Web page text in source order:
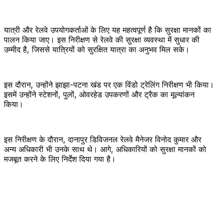
यात्री और रेलवे उपयोगकर्ताओं के लिए यह महत्वपूर्ण है कि सुरक्षा मानकों का
पालन किया जाए। इस निरीक्षण से रेलवे की सुरक्षा व्यवस्था में सुधार की
उम्मीद है, जिससे यात्रियों को सुरक्षित यात्रा का अनुभव मिल सके।
इस दौरान, उन्होंने झाझा-पटना खंड पर एक विंडो ट्रेलिंग निरीक्षण भी किया।
इसमें उन्होंने स्टेशनों, पुलों, ओवरहेड उपकरणों और ट्रैक का मूल्यांकन
किया।
इस निरीक्षण के दौरान, दानापुर डिविजनल रेलवे मैनेजर विनोद कुमार और
अन्य अधिकारी भी उनके साथ थे। आगे, अधिकारियों को सुरक्षा मानकों को
मजबूत करने के लिए निर्देश दिया गया है।